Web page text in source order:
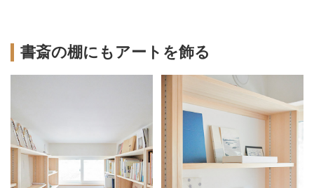
書斎の棚にもアートを飾る